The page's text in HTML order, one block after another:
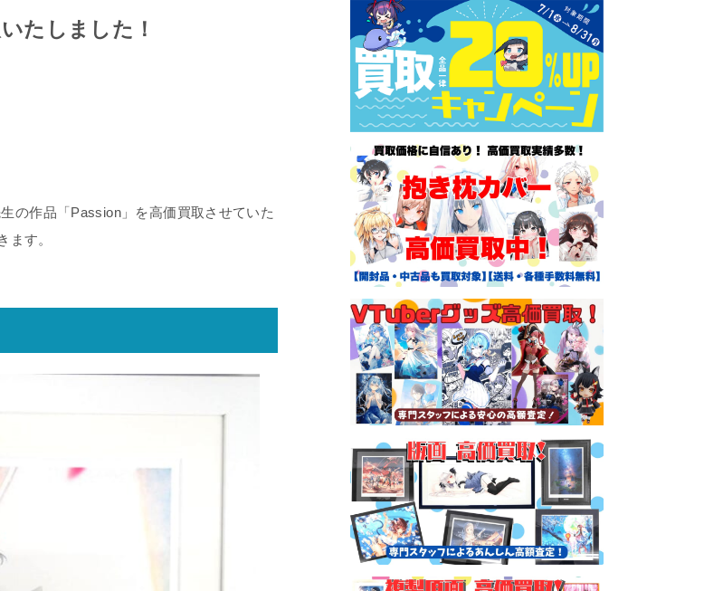
たしました！
の作品「Passion」を高価買取させていた
ます。